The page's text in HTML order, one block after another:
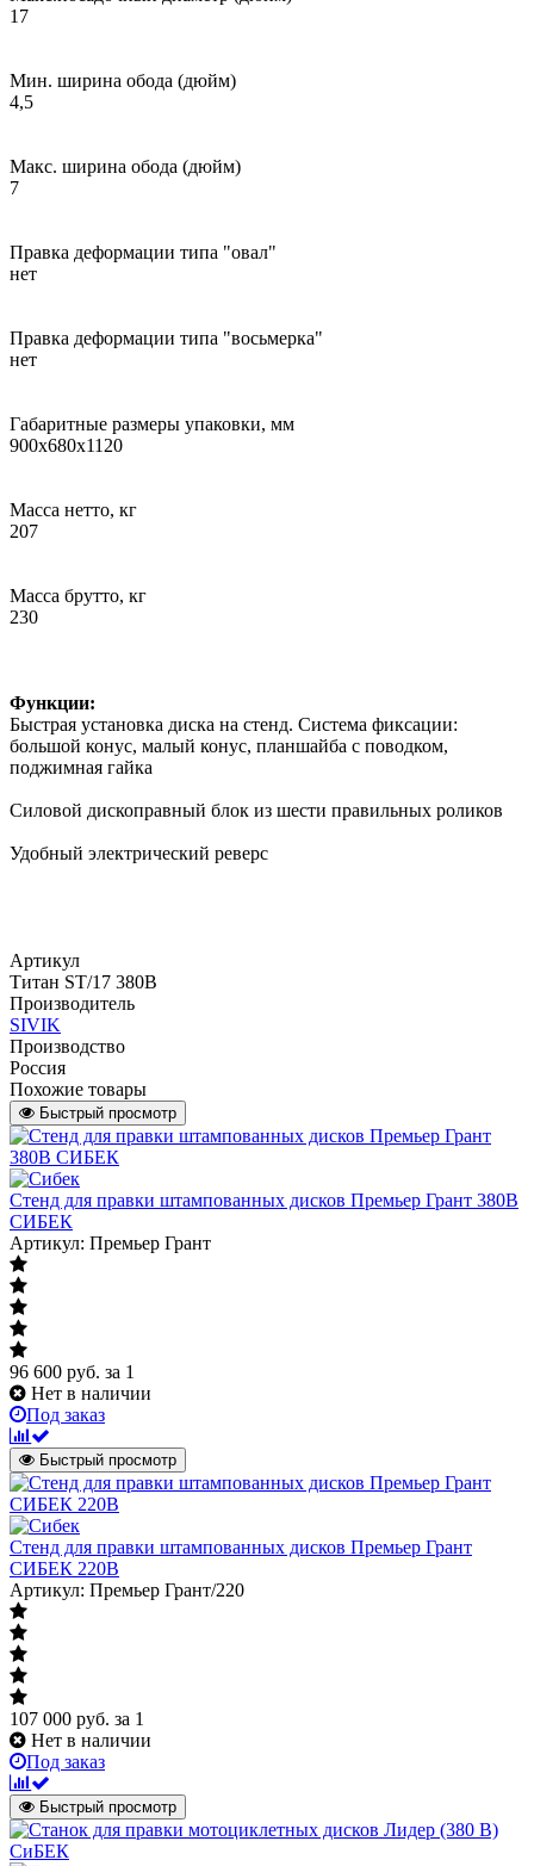
17
Мин. ширина обода (дюйм)
4,5
Макс. ширина обода (дюйм)
7
Правка деформации типа "овал"
нет
Правка деформации типа "восьмерка"
нет
Габаритные размеры упаковки, мм
900х680х1120
Масса нетто, кг
207
Масса брутто, кг
230
Функции:
Быстрая установка диска на стенд. Система фиксации:
большой конус, малый конус, планшайба с поводком,
поджимная гайка
Силовой дископравный блок из шести правильных роликов
Удобный электрический реверс
Артикул
Титан ST/17 380В
Производитель
SIVIK
Производство
Россия
Похожие товары
Быстрый просмотр
Стенд для правки штампованных дисков Премьер Грант 380В
СИБЕК
Артикул: Премьер Грант
96 600 руб. за 1
Нет в наличии
Под заказ
Быстрый просмотр
Стенд для правки штампованных дисков Премьер Грант
СИБЕК 220В
Артикул: Премьер Грант/220
107 000 руб. за 1
Нет в наличии
Под заказ
Быстрый просмотр